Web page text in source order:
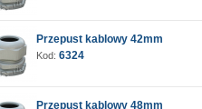
Przepust kablowy 42mm
Kod: 6324
Przepust kablowy 48mm